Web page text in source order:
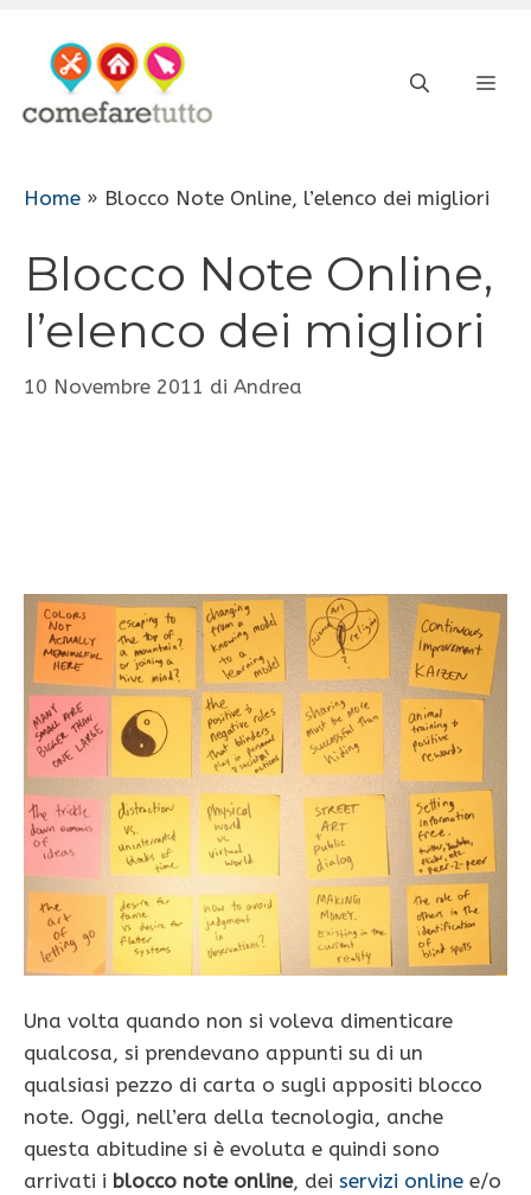
contenuto
Home » Blocco Note Online, l’elenco dei migliori
Blocco Note Online,
l’elenco dei migliori
10 Novembre 2011 di Andrea
Una volta quando non si voleva dimenticare
qualcosa, si prendevano appunti su di un
qualsiasi pezzo di carta o sugli appositi blocco
note. Oggi, nell’era della tecnologia, anche
questa abitudine si è evoluta e quindi sono
arrivati i blocco note online, dei servizi online e/o